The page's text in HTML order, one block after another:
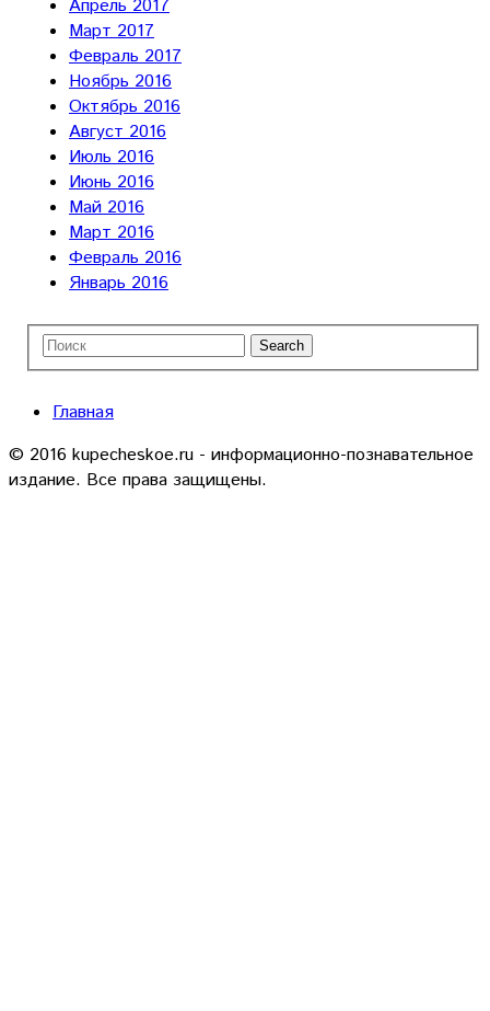
Апрель 2017
Март 2017
Февраль 2017
Ноябрь 2016
Октябрь 2016
Август 2016
Июль 2016
Июнь 2016
Май 2016
Март 2016
Февраль 2016
Январь 2016
Главная
© 2016 kupecheskoe.ru - информационно-познавательное
издание. Все права защищены.